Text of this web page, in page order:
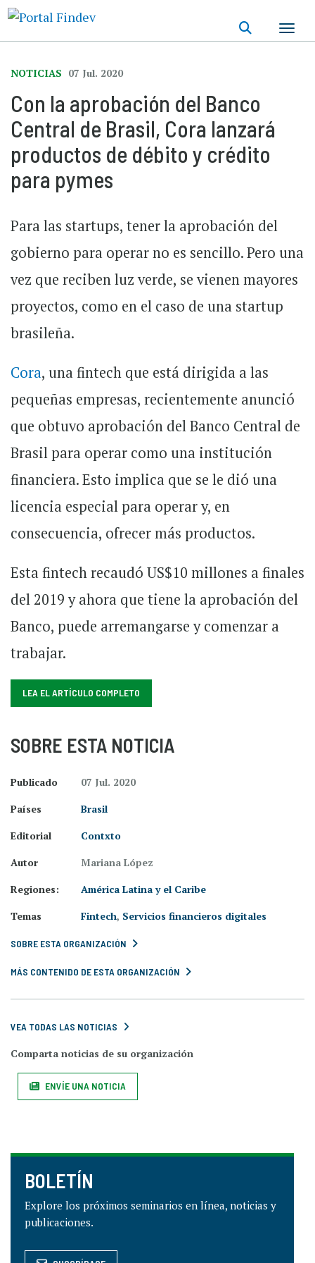
NOTICIAS 07 Jul. 2020
Con la aprobación del Banco
Central de Brasil, Cora lanzará
productos de débito y crédito
para pymes
Para las startups, tener la aprobación del
gobierno para operar no es sencillo. Pero una
vez que reciben luz verde, se vienen mayores
proyectos, como en el caso de una startup
brasileña.
Cora, una fintech que está dirigida a las
pequeñas empresas, recientemente anunció
que obtuvo aprobación del Banco Central de
Brasil para operar como una institución
financiera. Esto implica que se le dió una
licencia especial para operar y, en
consecuencia, ofrecer más productos.
Esta fintech recaudó US$10 millones a finales
del 2019 y ahora que tiene la aprobación del
Banco, puede arremangarse y comenzar a
trabajar.
LEA EL ARTÍCULO COMPLETO
SOBRE ESTA NOTICIA
Publicado
07 Jul. 2020
Países
Brasil
Editorial
Contxto
Autor
Mariana López
Regiones:
América Latina y el Caribe
Temas
Fintech, Servicios financieros digitales
SOBRE ESTA ORGANIZACIÓN
MÁS CONTENIDO DE ESTA ORGANIZACIÓN
VEA TODAS LAS NOTICIAS
Comparta noticias de su organización
ENVÍE UNA NOTICIA
BOLETÍN
Explore los próximos seminarios en línea, noticias y
publicaciones.